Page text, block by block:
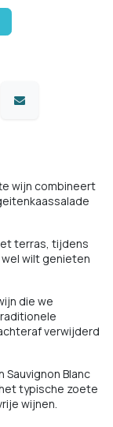
wijn combineert
terras, tijdens
wilt genieten
die we
verwijderd
Blanc
typische zoete
wijnen.